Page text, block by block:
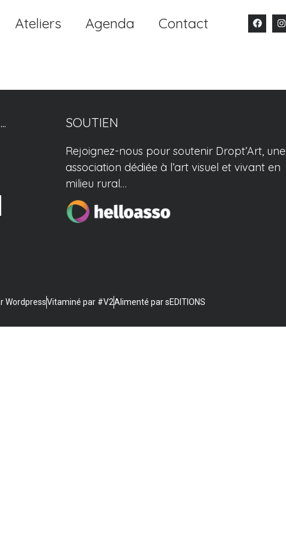
Ateliers Agenda Contact
SOUTIEN
Rejoignez-nous pour soutenir Dropt’Art, une
association dédiée à l’art visuel et vivant en
milieu rural…
WordpressVitaminé par #V2Alimenté par sEDITIONS